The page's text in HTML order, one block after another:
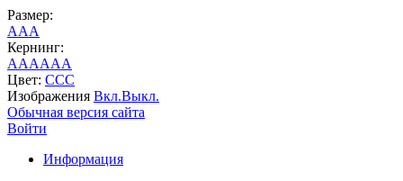
Размер:
AAA
Кернинг:
AAAAAA
Цвет: CCC
Изображения Вкл.Выкл.
Обычная версия сайта
Войти
Информация